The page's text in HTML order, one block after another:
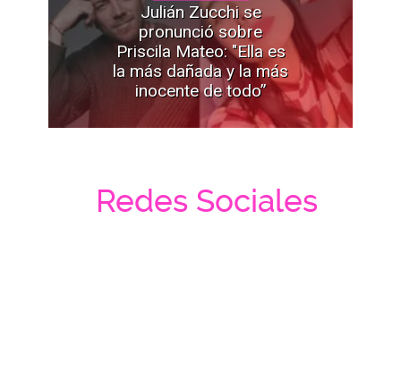
Julián Zucchi se
pronunció sobre
Priscila Mateo: "Ella es
la más dañada y la más
inocente de todo”
Redes Sociales